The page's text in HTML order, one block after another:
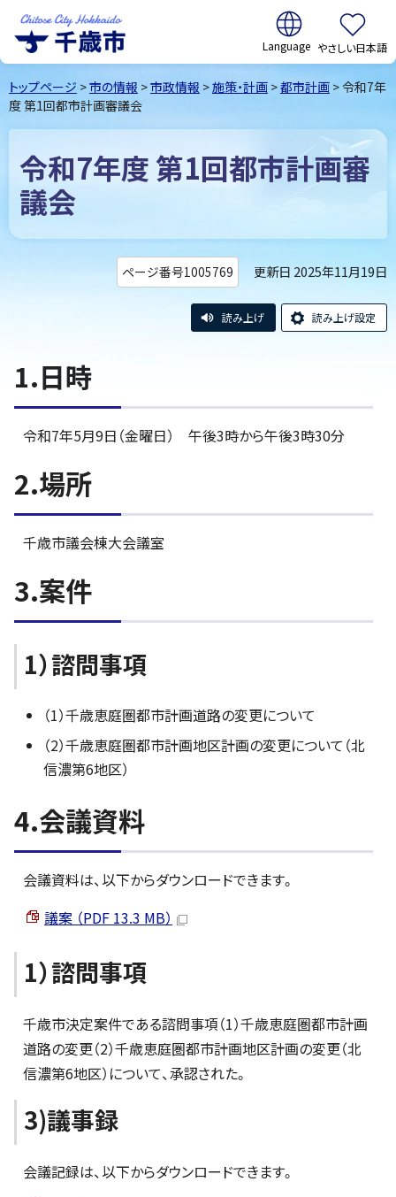
千歳市Chitose
City Hokkaido
翻訳:
やさしい日本語
トップページ >市の情報 >市政情報 >施策・計画 >都市計画 > 令和7年
度 第1回都市計画審議会
令和7年度 第1回都市計画審
議会
ページ番号1005769 更新日 2025年11月19日
読み上げ 読み上げ設定
1.日時
令和7年5月9日（金曜日） 午後3時から午後3時30分
2.場所
千歳市議会棟大会議室
3.案件
1）諮問事項
（1）千歳恵庭圏都市計画道路の変更について
（2）千歳恵庭圏都市計画地区計画の変更について（北
信濃第6地区）
4.会議資料
会議資料は、以下からダウンロードできます。
議案 （PDF 13.3 MB）
1）諮問事項
千歳市決定案件である諮問事項（1）千歳恵庭圏都市計画
道路の変更（2）千歳恵庭圏都市計画地区計画の変更（北
信濃第6地区）について、承認された。
3)議事録
会議記録は、以下からダウンロードできます。